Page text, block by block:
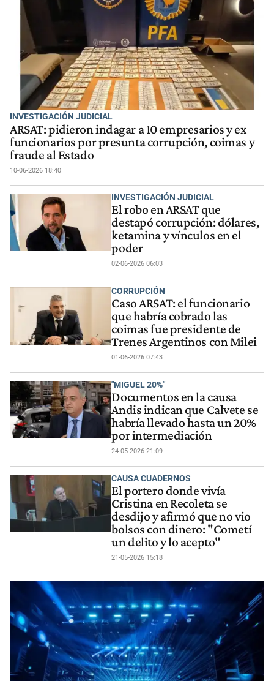
INVESTIGACIÓN JUDICIAL
ARSAT: pidieron indagar a 10 empresarios y ex
funcionarios por presunta corrupción, coimas y
fraude al Estado
10-06-2026 18:40
INVESTIGACIÓN JUDICIAL
El robo en ARSAT que
destapó corrupción: dólares,
ketamina y vínculos en el
poder
02-06-2026 06:03
CORRUPCIÓN
Caso ARSAT: el funcionario
que habría cobrado las
coimas fue presidente de
Trenes Argentinos con Milei
01-06-2026 07:43
"MIGUEL 20%"
Documentos en la causa
Andis indican que Calvete se
habría llevado hasta un 20%
por intermediación
24-05-2026 21:09
CAUSA CUADERNOS
El portero donde vivía
Cristina en Recoleta se
desdijo y afirmó que no vio
bolsos con dinero: "Cometí
un delito y lo acepto"
21-05-2026 15:18